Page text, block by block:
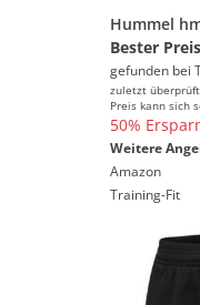
Bester Preis
gefunden bei
zuletzt
Preis kann sich
50%
Weitere
Amazon
Training-Fit